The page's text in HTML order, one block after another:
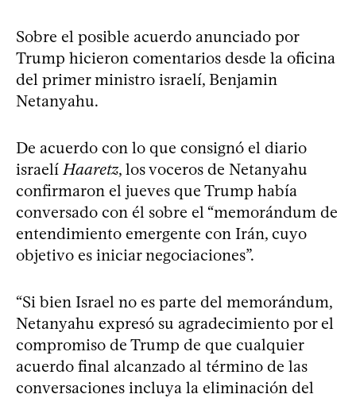
Sobre el posible acuerdo anunciado por
Trump hicieron comentarios desde la oficina
del primer ministro israelí, Benjamin
Netanyahu.
De acuerdo con lo que consignó el diario
israelí Haaretz, los voceros de Netanyahu
confirmaron el jueves que Trump había
conversado con él sobre el “memorándum de
entendimiento emergente con Irán, cuyo
objetivo es iniciar negociaciones”.
“Si bien Israel no es parte del memorándum,
Netanyahu expresó su agradecimiento por el
compromiso de Trump de que cualquier
acuerdo final alcanzado al término de las
conversaciones incluya la eliminación del